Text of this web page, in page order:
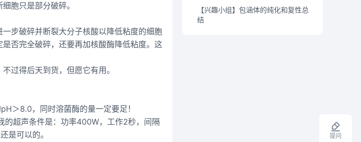
胞只是部分破碎。
步破碎并断裂大分子核酸以降低粘度的细胞
否完全破碎，还要再加核酸酶降低粘度。这
过得后天到货，但愿它有用。
＞8.0，同时溶菌酶的量一定要足！
的超声条件是：功率400W，工作2秒，间隔
是可以的。
【兴趣小组】包涵体的纯化和复性总
结
提问